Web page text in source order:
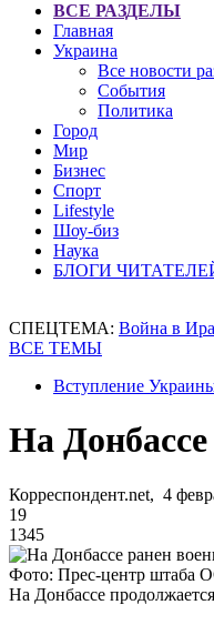
ВСЕ РАЗДЕЛЫ
Главная
Украина
Все новости
События
Политика
Город
Мир
Бизнес
Спорт
Lifestyle
Шоу-биз
Наука
БЛОГИ
СПЕЦТЕМА: Война в
ВСЕ ТЕМЫ
Вступление
На
Корреспондент.net, 4
19
1345
Фото: Прес-центр штаба
На Донбассе